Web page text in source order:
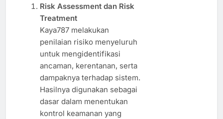
Risk Assessment dan Risk
Treatment
Kaya787 melakukan
penilaian risiko menyeluruh
untuk mengidentifikasi
ancaman, kerentanan, serta
dampaknya terhadap sistem.
Hasilnya digunakan sebagai
dasar dalam menentukan
kontrol keamanan yang